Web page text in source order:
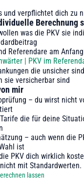
und verpflichtet dich zu
Berechnung
was die PKV sie
Referendare am
| PKV im
die unsicher
sie versicherbar sind
mir
– du wirst nicht
die für deine
– auch wenn die
ist
PKV dich wirklich
mit Standardwerten.
lassen